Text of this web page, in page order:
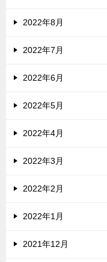
2022年8月
2022年7月
2022年6月
2022年5月
2022年4月
2022年3月
2022年2月
2022年1月
2021年12月